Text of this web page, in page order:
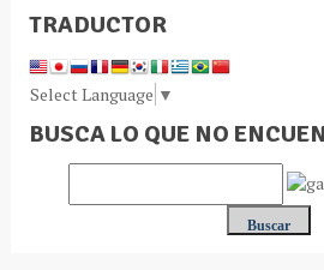
TRADUCTOR
Select Language ▼
BUSCA LO QUE NO